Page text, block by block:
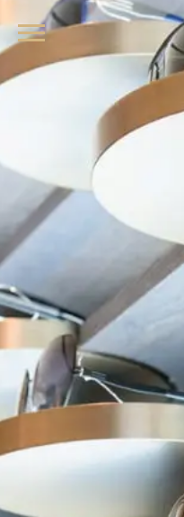
品牌眼鏡、精